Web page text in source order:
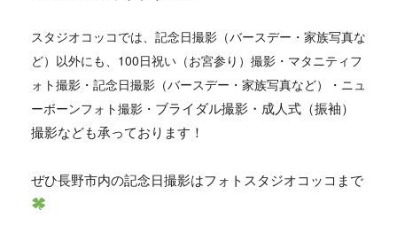
スタジオコッコでは、 記念日撮影（バースデー・家族写真な
ど） 以外にも、 100日祝い（お宮参り）撮影・マタニティフ
ォト撮影・記念日撮影（バースデー・家族写真など）・ニュ
ーボーンフォト撮影・ ブライダル撮影・成人式（振袖）
撮影なども承っております！
ぜひ長野市内の記念日撮影はフォトスタジオコッコまで